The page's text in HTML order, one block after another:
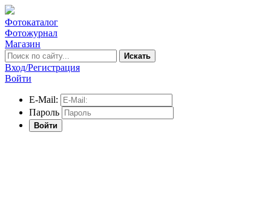
Фотокаталог
Фотожурнал
Магазин
Искать
Вход/Регистрация
Войти
E-Mail:
Пароль
Войти